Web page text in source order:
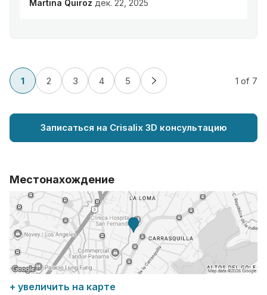
Martina Quiroz дек. 22, 2025
1 2 3 4 5 1 of 7
Записаться на Crisalix 3D консультацию
Местонахождение
+ увеличить на карте